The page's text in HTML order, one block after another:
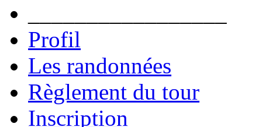
Profil
Les randonnées
Règlement du tour
Inscription